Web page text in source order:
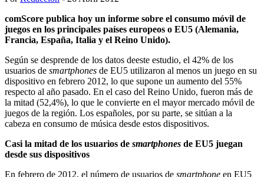
comScore publica hoy un informe sobre el consumo móvil de
juegos en los principales países europeos o EU5 (Alemania,
Francia, España, Italia y el Reino Unido).
Según se desprende de los datos deeste estudio, el 42% de los
usuarios de smartphones de EU5 utilizaron al menos un juego en su
dispositivo en febrero 2012, lo que supone un aumento del 55%
respecto al año pasado. En el caso del Reino Unido, fueron más de
la mitad (52,4%), lo que le convierte en el mayor mercado móvil de
juegos de la región. Los españoles, por su parte, se sitúan a la
cabeza en consumo de música desde estos dispositivos.
Casi la mitad de los usuarios de smartphones de EU5 juegan
desde sus dispositivos
En febrero de 2012, el número de usuarios de smartphone en EU5